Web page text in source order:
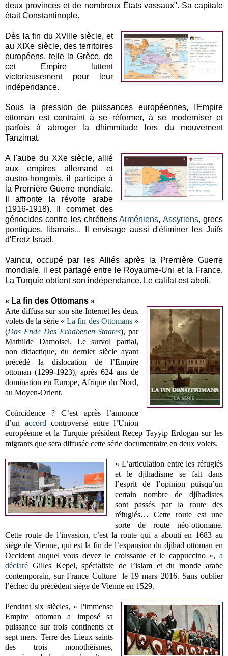
deux provinces et de nombreux États vassaux". Sa capitale
était Constantinople.
Dès la fin du XVIIIe siècle, et
au XIXe siècle, des territoires
européens, telle la Grèce, de
cet Empire luttent
victorieusement pour leur
indépendance.
Sous la pression de puissances européennes, l'Empire
ottoman est contraint à se réformer, à se moderniser et
parfois à abroger la dhimmitude lors du mouvement
Tanzimat.
A l'aube du XXe siècle, allié
aux empires allemand et
austro-hongrois, il participe à
la Première Guerre mondiale.
Il affronte la révolte arabe
(1916-1918). Il commet des
génocides contre les chrétiensArméniens, Assyriens, grecs
pontiques, libanais... Il envisage aussi d'éliminer les Juifs
d'Eretz Israël.
Vaincu, occupé par les Alliés après la Première Guerre
mondiale, il est partagé entre le Royaume-Uni et la France.
La Turquie obtient son indépendance. Le califat est aboli.
« La fin des Ottomans »
Arte diffusa sur son site Internet les deux
volets de la série «La fin des Ottomans»
(Das Ende Des Erhabenen Staates), par
Mathilde Damoisel. Le survol partial,
non didactique, du dernier siècle ayant
précédé la dislocation de l’Empire
ottoman (1299-1923), après 624 ans de
domination en Europe, Afrique du Nord,
au Moyen-Orient.
Coïncidence ? C’est après l’annonce
d’un accord controversé entre l’Union
européenne et la Turquie président Recep Tayyip Erdogan sur les
migrants que sera diffusée cette série documentaire en deux volets.
« L’articulation entre les réfugiés
et le djihadisme se fait dans
l’esprit de l’opinion puisqu’un
certain nombre de djihadistes
sont passés par la route des
réfugiés… Cette route est une
sorte de route néo-ottomane.
Cette route de l’invasion, c’est la route qui a abouti en 1683 au
siège de Vienne, qui est la fin de l’expansion du djihad ottoman en
Occident auquel vous devez le croissante et le cappuccino », a
déclaré Gilles Kepel, spécialiste de l’islam et du monde arabe
contemporain, sur France Culture le 19 mars 2016. Sans oublier
l’échec du précédent siège de Vienne en 1529.
Pendant six siècles, « l'immense
Empire ottoman a imposé sa
puissance sur trois continents et
sept mers. Terre des Lieux saints
des trois monothéismes,